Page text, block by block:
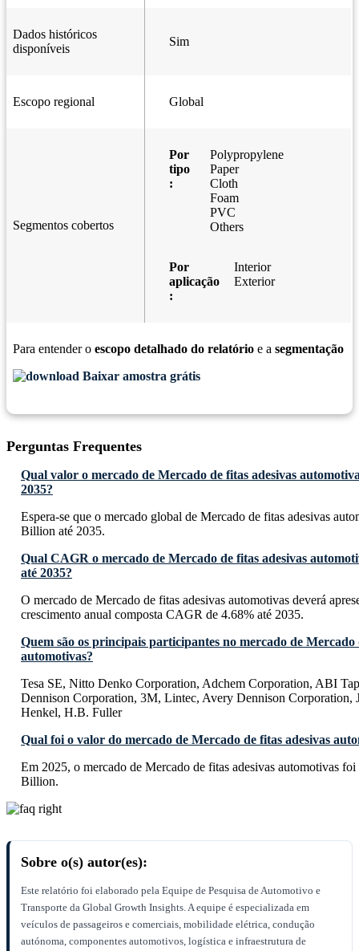
Dados históricos
disponíveis
Sim
Escopo regional Global
Segmentos cobertos
Por
tipo
:
Polypropylene
Paper
Cloth
Foam
PVC
Others
Por
aplicação
:
Interior
Exterior
Para entender o escopo detalhado do relatório e a segmentação
Baixar amostra grátis
Perguntas Frequentes
Qual valor o mercado de Mercado de fitas adesivas
2035?
Espera-se que o mercado global de Mercado de fitas adesivas
Billion até 2035.
Qual CAGR o mercado de Mercado de fitas adesivas
até 2035?
O mercado de Mercado de fitas adesivas automotivas deverá
crescimento anual composta CAGR de 4.68% até 2035.
Quem são os principais participantes no mercado de Mercado
automotivas?
Tesa SE, Nitto Denko Corporation, Adchem Corporation, ABI
Dennison Corporation, 3M, Lintec, Avery Dennison Corporation,
Henkel, H.B. Fuller
Qual foi o valor do mercado de Mercado de fitas adesivas
Em 2025, o mercado de Mercado de fitas adesivas automotivas
Billion.
Sobre o(s) autor(es):
Este relatório foi elaborado pela Equipe de Pesquisa de Automotivo e
Transporte da Global Growth Insights. A equipe é especializada em
veículos de passageiros e comerciais, mobilidade elétrica, condução
autónoma, componentes automotivos, logística e infraestrutura de